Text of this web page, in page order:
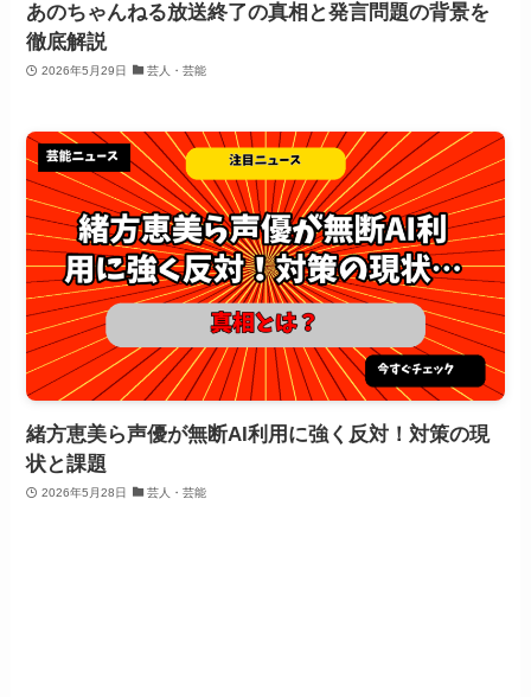
あのちゃんねる放送終了の真相と発言問題の背景を
徹底解説
2026年5月29日 芸人・芸能
緒方恵美ら声優が無断AI利用に強く反対！対策の現
状と課題
2026年5月28日 芸人・芸能